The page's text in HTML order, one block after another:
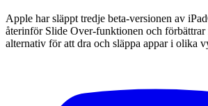
Apple har släppt tredje beta-versionen av
återinför Slide Over-funktionen och
alternativ för att dra och släppa appar i olika